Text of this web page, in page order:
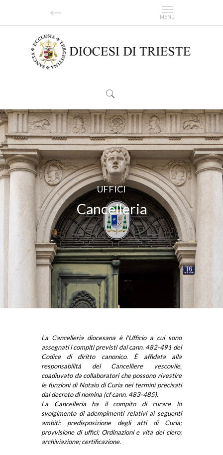
| CELEBRAZIONI |
| CATECHESI |
| FORMAZIONE |
| CULTURA |
UFFICI
Cancelleria
La Cancelleria diocesana è l'Ufficio a cui sono
assegnati i compiti previsti dai cann. 482-491 del
Codice di diritto canonico. È affidata alla
responsabilità del Cancelliere vescovile,
coadiuvato da collaboratori che possono rivestire
le funzioni di Notaio di Curia nei termini precisati
dal decreto di nomina (cf cann. 483-485).
La Cancelleria ha il compito di curare lo
svolgimento di adempimenti relativi ai seguenti
ambiti: predisposizione degli atti di Curia;
provvisione di uffici; Ordinazioni e vita del clero;
archiviazione; certificazione.